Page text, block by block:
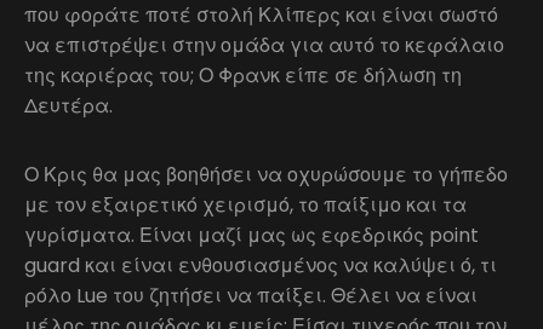
που φοράτε ποτέ στολή Κλίπερς και είναι σωστό
να επιστρέψει στην ομάδα για αυτό το κεφάλαιο
της καριέρας του; Ο Φρανκ είπε σε δήλωση τη
Δευτέρα.
Ο Κρις θα μας βοηθήσει να οχυρώσουμε το γήπεδο
με τον εξαιρετικό χειρισμό, το παίξιμο και τα
γυρίσματα. Είναι μαζί μας ως εφεδρικός point
guard και είναι ενθουσιασμένος να καλύψει ό, τι
ρόλο Lue του ζητήσει να παίξει. Θέλει να είναι